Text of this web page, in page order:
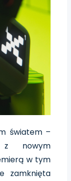
światem –
nowym
w tym
zamknięta